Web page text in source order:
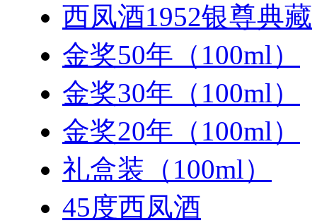
西凤酒1952银尊典藏
金奖50年（100ml）
金奖30年（100ml）
金奖20年（100ml）
礼盒装（100ml）
45度西凤酒